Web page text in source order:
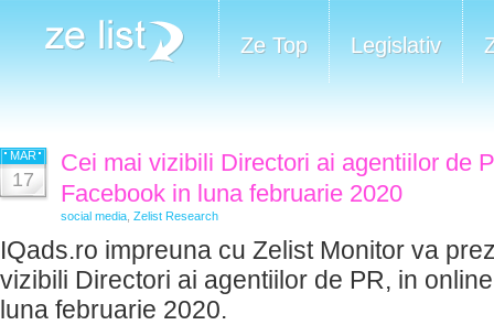
Ze Top Legislativ
MAR
17
Cei mai vizibili Directori ai agentiilor de
Facebook in luna februarie 2020
social media Zelist Research
IQads.ro impreuna cu Zelist Monitor va
vizibili Directori ai agentiilor de PR, in
luna februarie 2020.